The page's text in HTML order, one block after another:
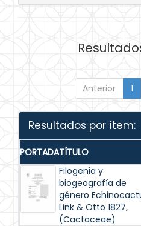
Anterior 1
Resultados por ítem:
PORTADATÍTULO
Filogenia y
biogeografía de
género
Link & Otto 1827,
(Cactaceae)